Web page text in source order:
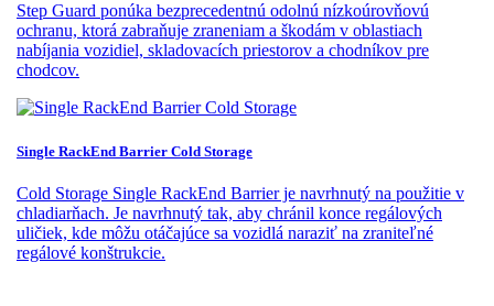
Step Guard ponúka bezprecedentnú odolnú nízkoúrovňovú
ochranu, ktorá zabraňuje zraneniam a škodám v oblastiach
nabíjania vozidiel, skladovacích priestorov a chodníkov pre
chodcov.
Single RackEnd Barrier Cold Storage
Cold Storage Single RackEnd Barrier je navrhnutý na použitie v
chladiarňach. Je navrhnutý tak, aby chránil konce regálových
uličiek, kde môžu otáčajúce sa vozidlá naraziť na zraniteľné
regálové konštrukcie.